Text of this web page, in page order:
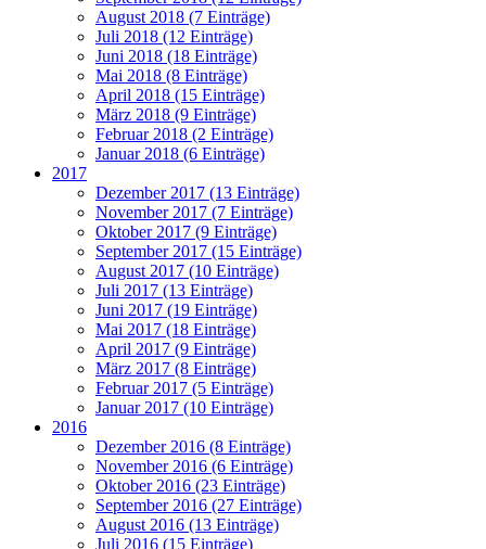
August 2018 (7 Einträge)
Juli 2018 (12 Einträge)
Juni 2018 (18 Einträge)
Mai 2018 (8 Einträge)
April 2018 (15 Einträge)
März 2018 (9 Einträge)
Februar 2018 (2 Einträge)
Januar 2018 (6 Einträge)
2017
Dezember 2017 (13 Einträge)
November 2017 (7 Einträge)
Oktober 2017 (9 Einträge)
September 2017 (15 Einträge)
August 2017 (10 Einträge)
Juli 2017 (13 Einträge)
Juni 2017 (19 Einträge)
Mai 2017 (18 Einträge)
April 2017 (9 Einträge)
März 2017 (8 Einträge)
Februar 2017 (5 Einträge)
Januar 2017 (10 Einträge)
2016
Dezember 2016 (8 Einträge)
November 2016 (6 Einträge)
Oktober 2016 (23 Einträge)
September 2016 (27 Einträge)
August 2016 (13 Einträge)
Juli 2016 (15 Einträge)